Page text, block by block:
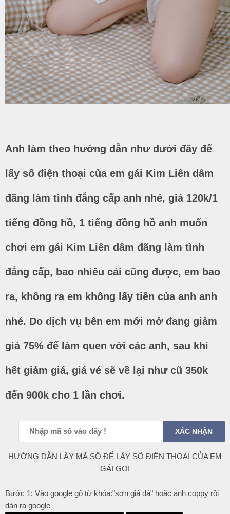
Anh làm theo hướng dẫn như dưới đây để
lấy số điện thoại của em gái Kim Liên dâm
đãng làm tình đẳng cấp anh nhé, giá 120k/1
tiếng đồng hồ, 1 tiếng đồng hồ anh muốn
chơi em gái Kim Liên dâm đãng làm tình
đẳng cấp, bao nhiêu cái cũng được, em bao
ra, không ra em không lấy tiền của anh anh
nhé. Do dịch vụ bên em mới mở đang giảm
giá 75% để làm quen với các anh, sau khi
hết giảm giá, giá vé sẽ về lại như cũ 350k
đến 900k cho 1 lần chơi.
HƯỚNG DẪN LẤY MÃ SỐ ĐỂ LẤY SỐ ĐIỆN THOẠI CỦA EM
GÁI GỌI
Bước 1: Vào google gõ từ khóa:"sơn giả đá" hoặc anh coppy rồi
dán ra google